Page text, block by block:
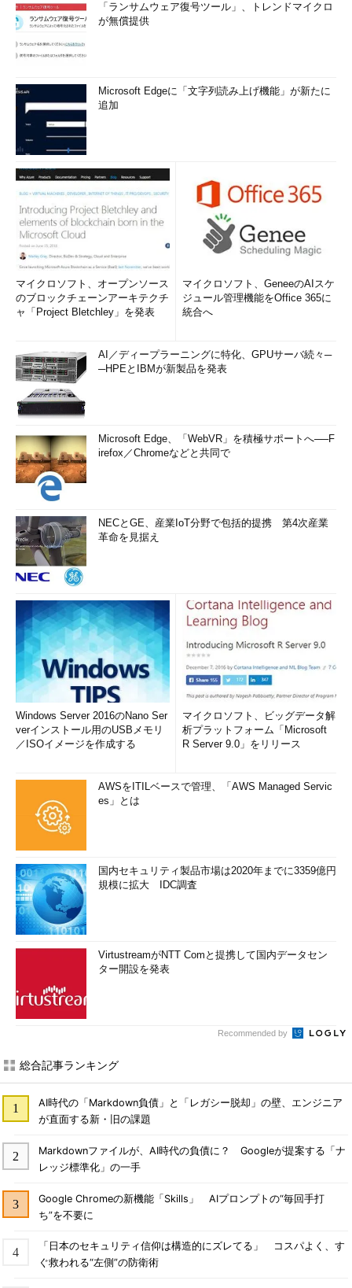
「ランサムウェア復号ツール」、トレンドマイクロ
が無償提供
Microsoft Edgeに「文字列読み上げ機能」が新たに
追加
マイクロソフト、オープンソース
のブロックチェーンアーキテクチ
ャ「Project Bletchley」を発表
マイクロソフト、GeneeのAIスケ
ジュール管理機能をOffice 365に
統合へ
AI／ディープラーニングに特化、GPUサーバ続々─
─HPEとIBMが新製品を発表
Microsoft Edge、「WebVR」を積極サポートへ──F
irefox／Chromeなどと共同で
NECとGE、産業IoT分野で包括的提携 第4次産業
革命を見据え
Windows Server 2016のNano Ser
verインストール用のUSBメモリ
／ISOイメージを作成する
マイクロソフト、ビッグデータ解
析プラットフォーム「Microsoft
R Server 9.0」をリリース
AWSをITILベースで管理、「AWS Managed Servic
es」とは
国内セキュリティ製品市場は2020年までに3359億円
規模に拡大 IDC調査
VirtustreamがNTT Comと提携して国内データセン
ター開設を発表
Recommended by
総合記事ランキング
AI時代の「Markdown負債」と「レガシー脱却」の壁、エンジニア
が直面する新・旧の課題
Markdownファイルが、AI時代の負債に？ Googleが提案する「ナ
レッジ標準化」の一手
Google Chromeの新機能「Skills」 AIプロンプトの“毎回手打
ち”を不要に
「日本のセキュリティ信仰は構造的にズレてる」 コスパよく、す
ぐ救われる“左側”の防衛術